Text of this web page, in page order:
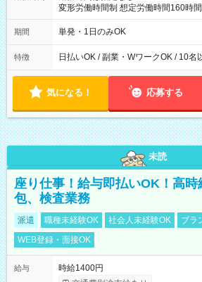
変形労働時間制 想定労働時間160時間/月 【シフト例】 ・
00～20：00
期間 単発・1日のみOK
特徴 日払いOK / 副業・WワークOK / 10名
気になる！ 応募する
未読
座り仕事！給与即払いOK！高時
包、検査業務
派遣 職種未経験OK 社会人未経験OK
ブラ
WEB登録・面接OK
給与
時給1400円